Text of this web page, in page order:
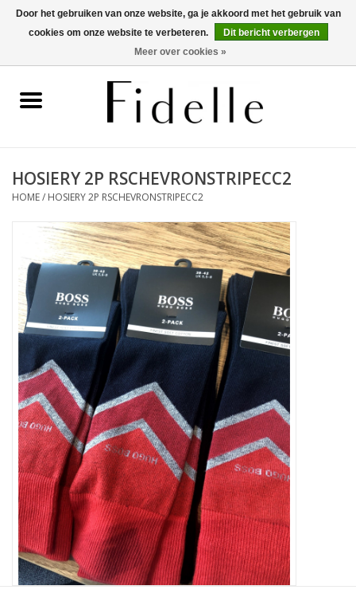
0 Artikelen - €0,00
OUTLET
Merken
HOSIERY 2P RSCHEVRONSTRIPECC2
HOME/ HOSIERY 2P RSCHEVRONSTRIPECC2
Door het gebruiken van onze website, ga je akkoord met het gebruik van
cookies om onze website te verbeteren.
Dit bericht verbergen
Meer over cookies »